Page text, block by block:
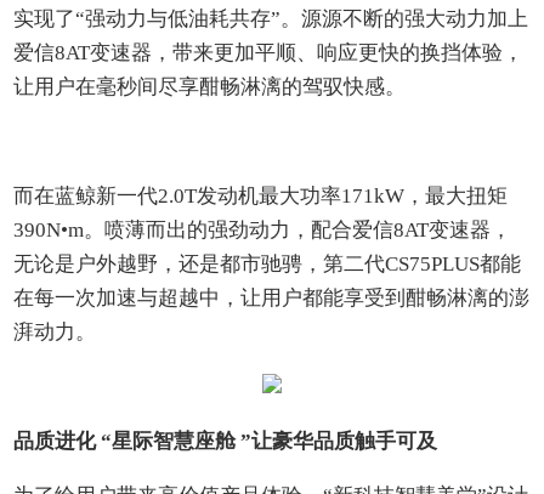
实现了“强动力与低油耗共存”。源源不断的强大动力加上
爱信8AT变速器，带来更加平顺、响应更快的换挡体验，
让用户在毫秒间尽享酣畅淋漓的驾驭快感。
而在蓝鲸新一代2.0T发动机最大功率171kW，最大扭矩
390N•m。喷薄而出的强劲动力，配合爱信8AT变速器，
无论是户外越野，还是都市驰骋，第二代CS75PLUS都能
在每一次加速与超越中，让用户都能享受到酣畅淋漓的澎
湃动力。
品质进化 “星际智慧座舱 ”让豪华品质触手可及